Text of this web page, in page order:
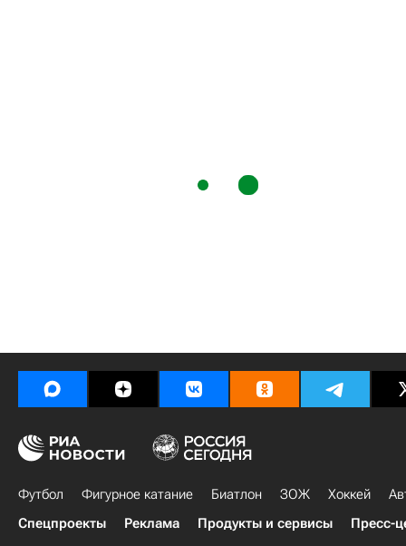
Футбол Фигурное катание Биатлон ЗОЖ Хоккей
Спецпроекты
Реклама Продукты и сервисы Пресс-